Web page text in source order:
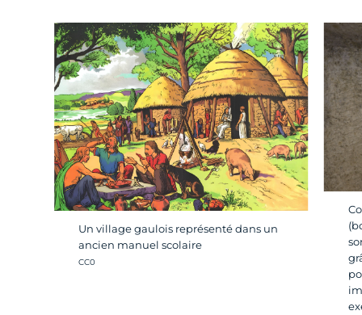
Un village gaulois représenté dans un
ancien manuel scolaire
Crédit photo :
CC0